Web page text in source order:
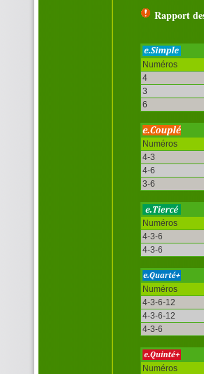
Rapport
Numéros
4
3
6
Numéros
4-3
4-6
3-6
Numéros
4-3-6
4-3-6
Numéros
4-3-6-12
4-3-6-12
4-3-6
Numéros